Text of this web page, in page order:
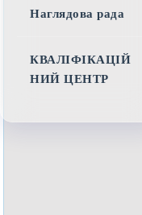
Наглядова рада
КВАЛІФІКАЦІЙ
НИЙ ЦЕНТР